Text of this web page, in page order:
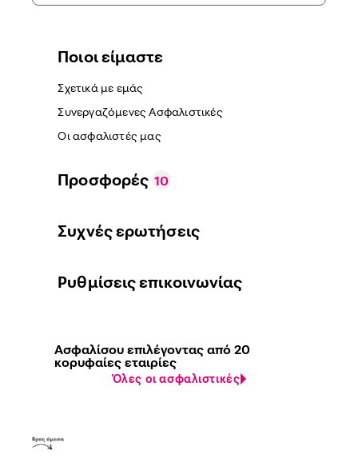
Ποιοι είμαστε
Σχετικά με εμάς
Συνεργαζόμενες Ασφαλιστικές
Οι ασφαλιστές μας
Προσφορές 10
Συχνές ερωτήσεις
Ρυθμίσεις επικοινωνίας
Ασφαλίσου επιλέγοντας από 20
κορυφαίες εταιρίες
Όλες οι ασφαλιστικές